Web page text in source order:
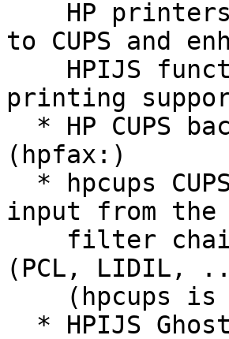
to CUPS and
printing
(hpfax:)
input from the
(PCL, LIDIL,